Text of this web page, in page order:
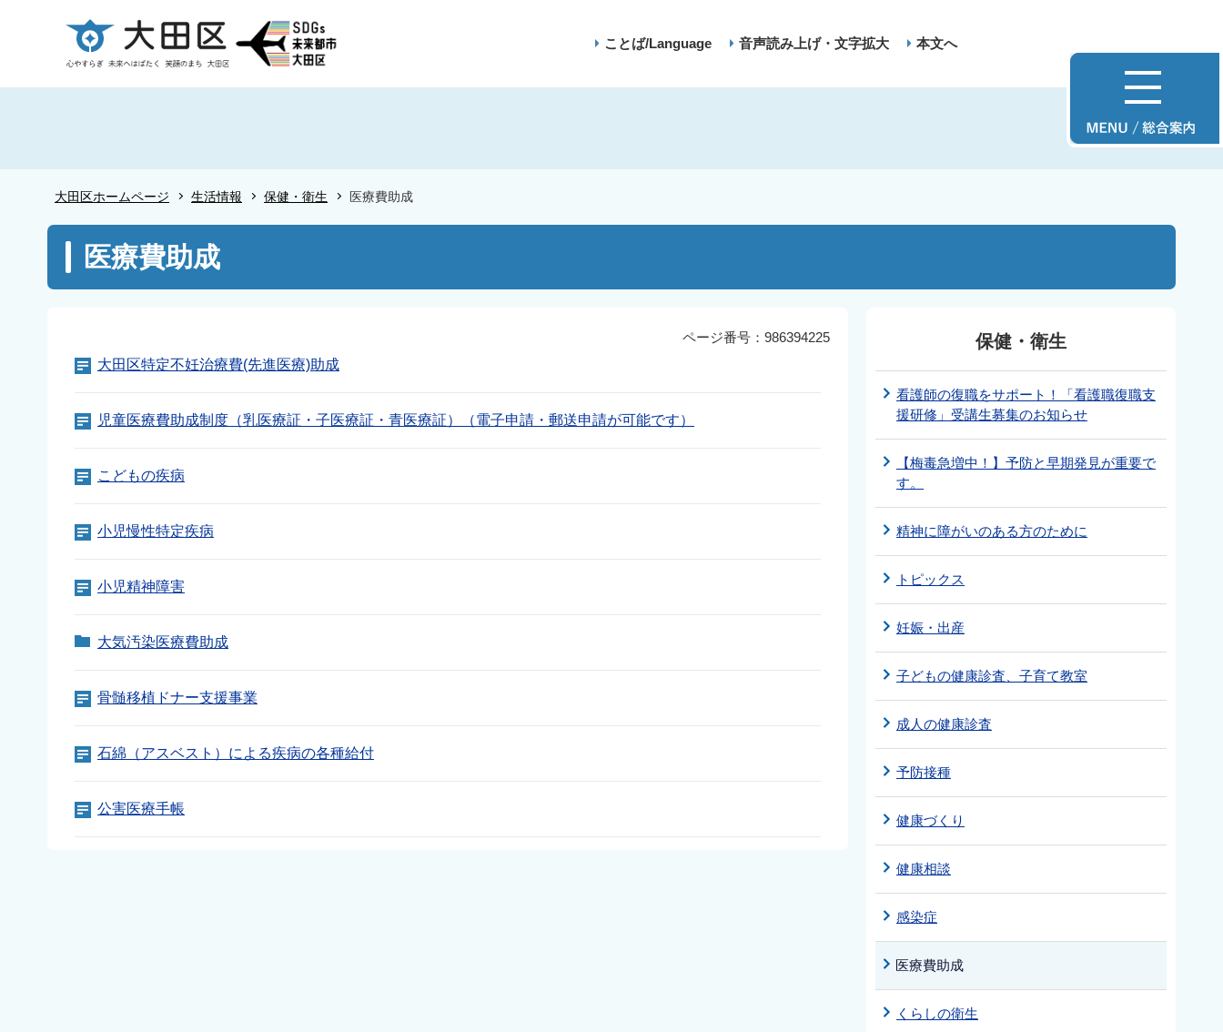
ー
ことば/Language 音声読み上げ・文字拡大 本文へ
大田区ホームページ 生活情報 保健・衛生 医療費助成
こ
医療費助成
ページ番号：986394225
大田区特定不妊治療費(先進医療)助成
児童医療費助成制度（乳医療証・子医療証・青医療証）（電子申請・郵送申請が可能です）
こどもの疾病
小児慢性特定疾病
小児精神障害
大気汚染医療費助成
骨髄移植ドナー支援事業
石綿（アスベスト）による疾病の各種給付
公害医療手帳
保健・衛生
看護師の復職をサポート！「看護職復職支
援研修」受講生募集のお知らせ
【梅毒急増中！】予防と早期発見が重要で
す。
精神に障がいのある方のために
トピックス
妊娠・出産
子どもの健康診査、子育て教室
成人の健康診査
予防接種
健康づくり
健康相談
感染症
医療費助成
くらしの衛生